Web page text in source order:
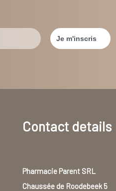
Contact details
Pharmacie Parent SRL
Chaussée de Roodebeek 5